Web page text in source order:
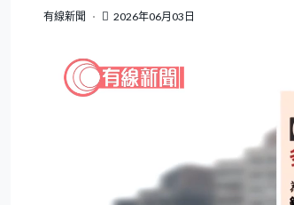
有線新聞 2026年06月03日